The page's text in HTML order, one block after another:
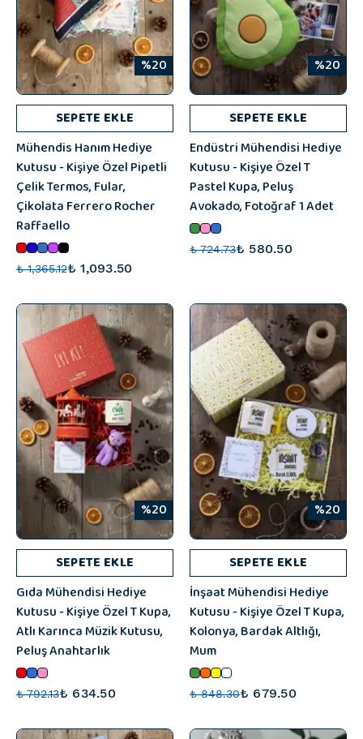
%20
SEPETE EKLE
Mühendis Hanım Hediye
Kutusu - Kişiye Özel Pipetli
Çelik Termos, Fular,
Çikolata Ferrero Rocher
Raffaello
₺ 1,365.12₺ 1,093.50
%20
SEPETE EKLE
Endüstri Mühendisi Hediye
Kutusu - Kişiye Özel T
Pastel Kupa, Peluş
Avokado, Fotoğraf 1 Adet
₺ 724.73₺ 580.50
%20
SEPETE EKLE
Gıda Mühendisi Hediye
Kutusu - Kişiye Özel T Kupa,
Atlı Karınca Müzik Kutusu,
Peluş Anahtarlık
₺ 792.13₺ 634.50
%20
SEPETE EKLE
İnşaat Mühendisi Hediye
Kutusu - Kişiye Özel T Kupa,
Kolonya, Bardak Altlığı,
Mum
₺ 848.30₺ 679.50